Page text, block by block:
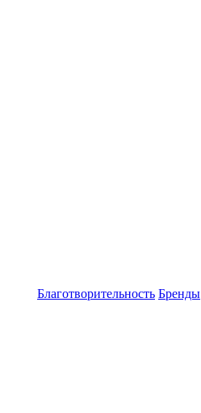
Благотворительность Бренды